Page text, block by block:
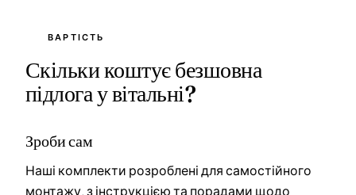
ВАРТІСТЬ
Скільки коштує безшовна
підлога у вітальні?
Зроби сам
Наші комплекти розроблені для самостійного
монтажу, з інструкцією та порадами щодо